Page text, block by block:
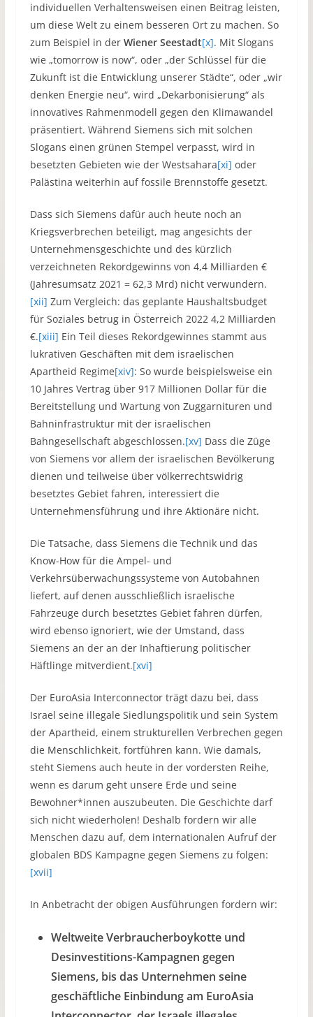
individuellen Verhaltensweisen einen Beitrag leisten,
um diese Welt zu einem besseren Ort zu machen. So
zum Beispiel in der Wiener Seestadt[x]. Mit Slogans
wie „tomorrow is now“, oder „der Schlüssel für die
Zukunft ist die Entwicklung unserer Städte“, oder „wir
denken Energie neu“, wird „Dekarbonisierung“ als
innovatives Rahmenmodell gegen den Klimawandel
präsentiert. Während Siemens sich mit solchen
Slogans einen grünen Stempel verpasst, wird in
besetzten Gebieten wie der Westsahara[xi] oder
Palästina weiterhin auf fossile Brennstoffe gesetzt.
Dass sich Siemens dafür auch heute noch an
Kriegsverbrechen beteiligt, mag angesichts der
Unternehmensgeschichte und des kürzlich
verzeichneten Rekordgewinns von 4,4 Milliarden €
(Jahresumsatz 2021 = 62,3 Mrd) nicht verwundern.
[xii] Zum Vergleich: das geplante Haushaltsbudget
für Soziales betrug in Österreich 2022 4,2 Milliarden
€.[xiii] Ein Teil dieses Rekordgewinnes stammt aus
lukrativen Geschäften mit dem israelischen
Apartheid Regime[xiv]: So wurde beispielsweise ein
10 Jahres Vertrag über 917 Millionen Dollar für die
Bereitstellung und Wartung von Zuggarnituren und
Bahninfrastruktur mit der israelischen
Bahngesellschaft abgeschlossen.[xv] Dass die Züge
von Siemens vor allem der israelischen Bevölkerung
dienen und teilweise über völkerrechtswidrig
besetztes Gebiet fahren, interessiert die
Unternehmensführung und ihre Aktionäre nicht.
Die Tatsache, dass Siemens die Technik und das
Know-How für die Ampel- und
Verkehrsüberwachungssysteme von Autobahnen
liefert, auf denen ausschließlich israelische
Fahrzeuge durch besetztes Gebiet fahren dürfen,
wird ebenso ignoriert, wie der Umstand, dass
Siemens an der an der Inhaftierung politischer
Häftlinge mitverdient.[xvi]
Der EuroAsia Interconnector trägt dazu bei, dass
Israel seine illegale Siedlungspolitik und sein System
der Apartheid, einem strukturellen Verbrechen gegen
die Menschlichkeit, fortführen kann. Wie damals,
steht Siemens auch heute in der vordersten Reihe,
wenn es darum geht unsere Erde und seine
Bewohner*innen auszubeuten. Die Geschichte darf
sich nicht wiederholen! Deshalb fordern wir alle
Menschen dazu auf, dem internationalen Aufruf der
globalen BDS Kampagne gegen Siemens zu folgen:
[xvii]
In Anbetracht der obigen Ausführungen fordern wir:
Weltweite Verbraucherboykotte und
Desinvestitions-Kampagnen gegen
Siemens, bis das Unternehmen seine
geschäftliche Einbindung am EuroAsia